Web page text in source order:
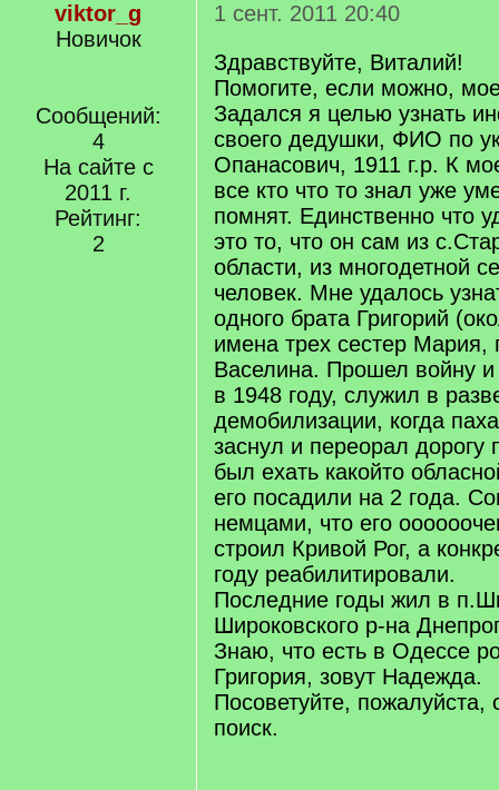
viktor_g
Новичок
Сообщений:
4
На сайте с
2011 г.
Рейтинг:
2
1 сент. 2011 20:40
Здравствуйте, Виталий!
Помогите, если можно,
Задался я целью узнать
своего дедушки, ФИО по
Опанасович, 1911 г.р. К
все кто что то знал уже
помнят. Единственно что
это то, что он сам из
области, из многодетной
человек. Мне удалось
одного брата Григорий
имена трех сестер Мария,
Васелина. Прошел войну
в 1948 году, служил в
демобилизации, когда
заснул и переорал дорогу
был ехать какойто
его посадили на 2 года.
немцами, что его
строил Кривой Рог, а
году реабилитировали.
Последние годы жил в
Широковского р-на
Знаю, что есть в Одессе
Григория, зовут Надежда.
Посоветуйте, пожалуйста,
поиск.